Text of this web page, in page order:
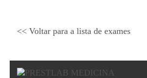
<< Voltar para a lista de exames